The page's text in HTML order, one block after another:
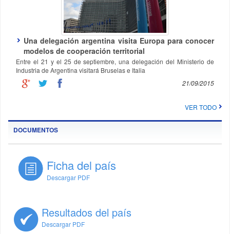
Una delegación argentina visita Europa para conocer
modelos de cooperación territorial
Entre el 21 y el 25 de septiembre, una delegación del Ministerio de
Industria de Argentina visitará Bruselas e Italia
21/09/2015
VER TODO
DOCUMENTOS
Ficha del país
Descargar PDF
Resultados del país
Descargar PDF